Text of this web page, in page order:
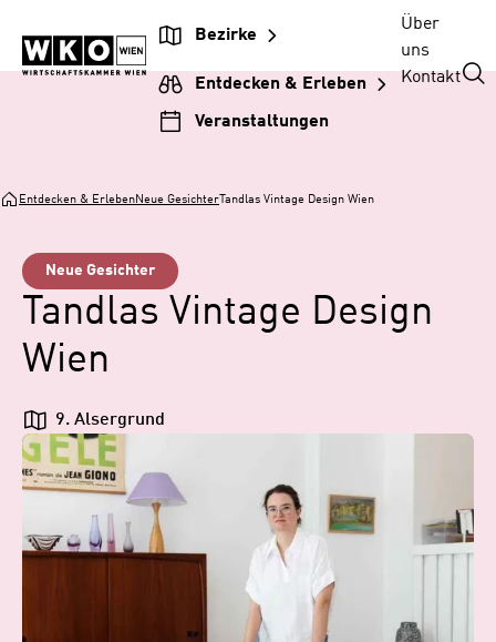
Inhalt
springen
Hauptnavigation
springen
Footer
springen
Bezirke
Entdecken & Erleben
Veranstaltungen
Über
uns
Kontakt
Entdecken & ErlebenNeue Gesichter Tandlas Vintage Design Wien
Neue Gesichter
Tandlas Vintage Design
Wien
9. Alsergrund